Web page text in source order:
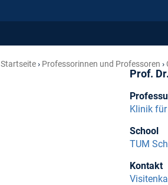
Startseite Professorinnen und Professoren
Prof.
Klinik
School
TUM
Kontakt